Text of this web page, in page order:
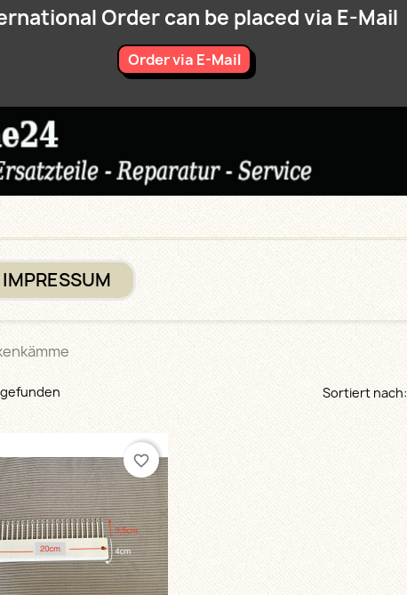
Order can be placed via E-Mail
Order via E-Mail
IMPRESSUM
gefunden Sortiert nach:
favorite_border